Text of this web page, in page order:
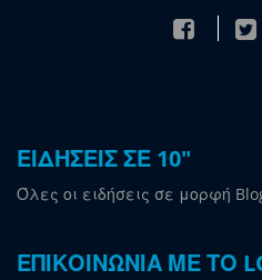
ΕΙΔΗΣΕΙΣ ΣΕ 10"
Όλες οι ειδήσεις σε μορφή
ΕΠΙΚΟΙΝΩΝΙΑ ΜΕ ΤΟ